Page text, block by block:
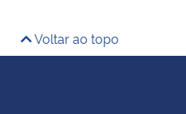
Voltar ao topo